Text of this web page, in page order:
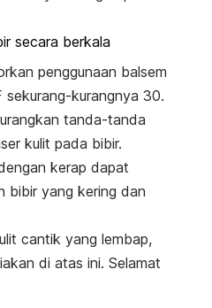
secara berkala
penggunaan balsem
sekurang-kurangnya 30.
tanda-tanda
kulit pada bibir.
kerap dapat
bibir yang kering dan
cantik yang lembap,
di atas ini. Selamat